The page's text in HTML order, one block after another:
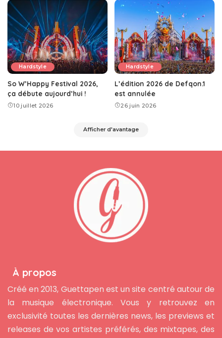
Hardstyle
So W’Happy Festival 2026,
ça débute aujourd’hui !
10 juillet 2026
Hardstyle
L’édition 2026 de Defqon.1
est annulée
26 juin 2026
Afficher d'avantage
À propos
Créé en 2013, Guettapen est un site centré autour de
la musique électronique. Vous y retrouvez en
exclusivité toutes les dernières news, les previews et
releases de vos artistes préférés, des mixtapes, des